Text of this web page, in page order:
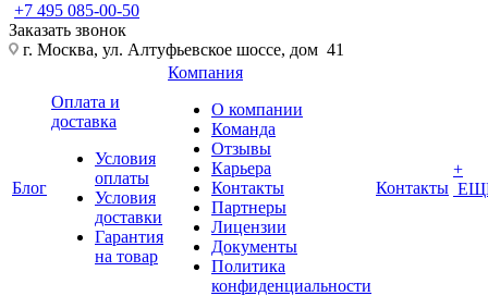
+7 495 085-00-50
Заказать звонок
г. Москва, ул. Алтуфьевское шоссе, дом 41
Блог
Оплата и
доставка
Условия
оплаты
Условия
доставки
Гарантия
на товар
Компания
О компании
Команда
Отзывы
Карьера
Контакты
Партнеры
Лицензии
Документы
Политика
конфиденциальности
Контакты
+